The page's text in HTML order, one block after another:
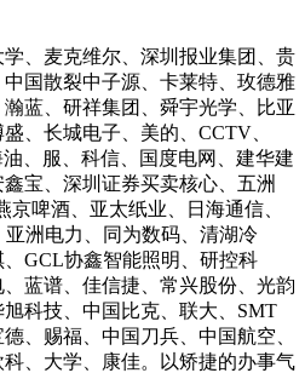
麦克维尔、深圳报业集团、贵
国散裂中子源、卡莱特、玫德雅
蓝、研祥集团、舜宇光学、比亚
、长城电子、美的、CCTV、
、服、科信、国度电网、建华建
宝、深圳证券买卖核心、五洲
京啤酒、亚太纸业、日海通信、
洲电力、同为数码、清湖冷
GCL协鑫智能照明、研控科
蓝谱、佳信捷、常兴股份、光韵
科技、中国比克、联大、SMT
、赐福、中国刀兵、中国航空、
、大学、康佳。以矫捷的办事气